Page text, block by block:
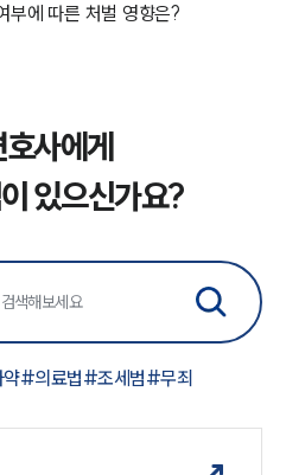
부에 따른 처벌 영향은?
사에게
있으신가요?
약#의료법#조세범#무죄